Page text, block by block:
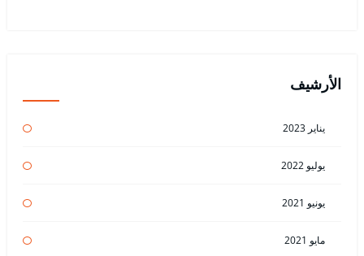
الأرشيف
يناير 2023
يوليو 2022
يونيو 2021
مايو 2021